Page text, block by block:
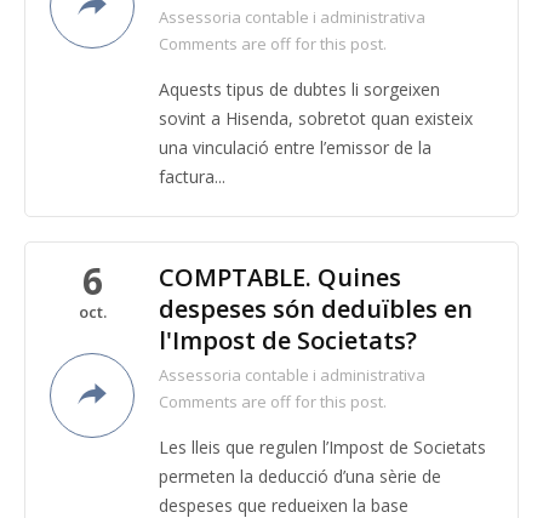
Assessoria contable i administrativa
Comments are off for this post.
Aquests tipus de dubtes li sorgeixen
sovint a Hisenda, sobretot quan existeix
una vinculació entre l’emissor de la
factura...
6
oct.
COMPTABLE. Quines
despeses són deduïbles en
l'Impost de Societats?
Assessoria contable i administrativa
Comments are off for this post.
Les lleis que regulen l’Impost de Societats
permeten la deducció d’una sèrie de
despeses que redueixen la base